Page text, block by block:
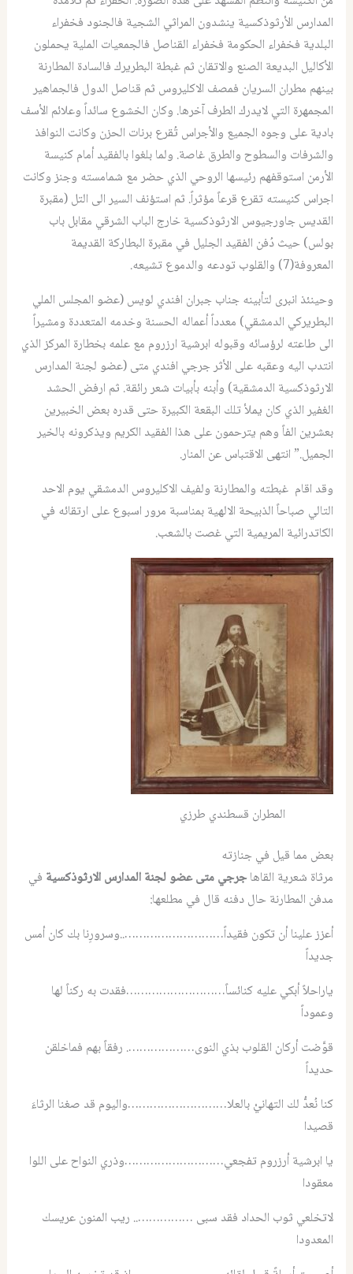
المدارس الأرثوذكسية ينشدون المراثي الشجية فالجنود فخفراء
البلدية فخفراء الحكومة فخفراء القناصل فالجمعيات الملية يحملون
الأكاليل البديعة الصنع والاتقان ثم غبطة البطريرك فالسادة المطارنة
بينهم مطران السريان فمصف الاكليروس ثم قناصل الدول فالجماهير
المجمهرة التي لايدرك الطرف آخرها. وكان الخشوع سائداً وعلائم الأسف
بادية على وجوه الجميع والأجراس تُقرع برنات الحزن وكانت النوافذ
والشرفات والسطوح والطرق غاصة. ولما بلغوا بالفقيد أمام كنيسة
الأرمن استوقفهم رئيسها الروحي الذي حضر مع شمامسته وجنز وكانت
اجراس كنيسته تقرع قرعاً مؤثراً. ثم استؤنف السير الى التل (مقبرة
القديس جاورجيوس الارثوذكسية خارج الباب الشرقي مقابل باب
بولس) حيث دُفن الفقيد الجليل في مقبرة البطاركة القديمة
المعروفة(7) والقلوب تودعه والدموع تشيعه.
وحينئذ انبرى لتأبينه جناب جبران افندي لويس (عضو المجلس الملي
البطريركي الدمشقي) معدداً أعماله الحسنة وخدمه المتعددة ومشيراً
الى طاعته لرؤسائه وقبوله ابرشية ارزروم مع علمه بخطارة المركز الذي
انتدب اليه وعقبه على الأثر جرجي افندي متى (عضو لجنة المدارس
الارثوذكسية الدمشقية) وأبنه بأبيات شعر رائقة. ثم ارفض الحشد
الغفير الذي كان يملأ تلك البقعة الكبيرة حتى قدره بعض الخبيرين
بعشرين الفاً وهم يترحمون على هذا الفقيد الكريم ويذكرونه بالخير
الجميل.” انتهى الاقتباس عن المنار.
وقد اقام غبطته والمطارنة ولفيف الاكليروس الدمشقي يوم الاحد
التالي صباحاً الذبيحة الالهية بمناسبة مرور اسبوع على ارتقائه في
الكاتدرائية المريمية التي غصت بالشعب.
المطران قسطندي طرزي
بعض مما قيل في جنازته
مرثاة شعرية القاهاجرجي متى عضو لجنة المدارس الارثوذكسية في
مدفن المطارنة حال دفنه قال في مطلعها:
أعزز علينا أن تكون فقيداً………………………..وسرورِنا بك كان أمس
جديداً
ياراحلاً أبكي عليه كنائساً………………………فقدت به ركناً لها
وعموداً
قوَّضت أركان القلوب بذي النوى………………. رفقاً بهم فماخلقن
حديداً
كنا نُعدُّ لك التهانيْ بالعلا………………………واليوم قد صغنا الرثاءَ
قصيدا
يا ابرشية أرزروم تفجعي………………………وذري النواح على اللوا
معقودا
لاتخلعي ثوب الحداد فقد سبى …………….. ريب المنون عريسك
المعدودا